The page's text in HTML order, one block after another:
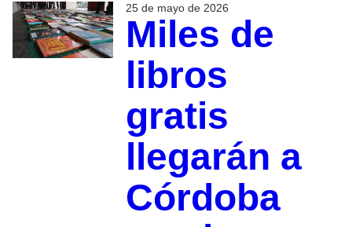
25 de mayo de 2026
Miles de
libros
gratis
llegarán a
Córdoba